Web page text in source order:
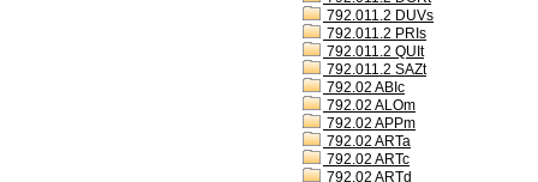
792.011.2 DUVs
792.011.2 PRIs
792.011.2 QUIt
792.011.2 SAZt
792.02 ABIc
792.02 ALOm
792.02 APPm
792.02 ARTa
792.02 ARTc
792.02 ARTd